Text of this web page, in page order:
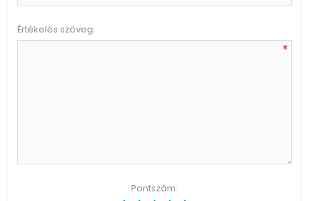
Értékelés szöveg:
*
Pontszám: